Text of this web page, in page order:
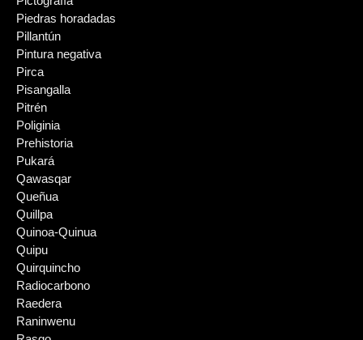
Piedras horadadas
Pillantún
Pintura negativa
Pirca
Pisangalla
Pitrén
Poliginia
Prehistoria
Pukará
Qawasqar
Queñua
Quillpa
Quinoa-Quinua
Quipu
Quirquincho
Radiocarbono
Raedera
Raninwenu